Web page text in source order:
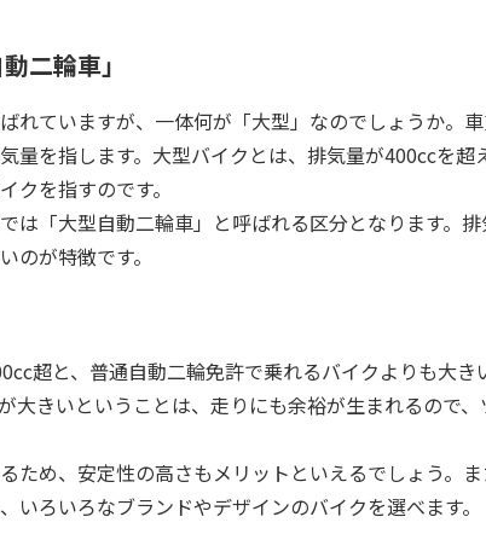
二輪車」
れていますが、一体何が「大型」なのでしょうか。
を指します。大型バイクとは、排気量が400ccを超
クを指すのです。
は「大型自動二輪車」と呼ばれる区分となります。
のが特徴です。
超と、普通自動二輪免許で乗れるバイクよりも大
大きいということは、走りにも余裕が生まれるので
ため、安定性の高さもメリットといえるでしょう。
いろいろなブランドやデザインのバイクを選べます。